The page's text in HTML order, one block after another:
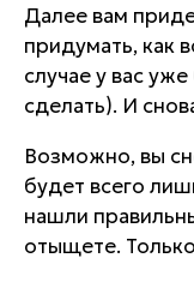
Далее вам
придумать, как
случае у вас
сделать). И
Возможно, вы
будет всего
нашли
отыщете.